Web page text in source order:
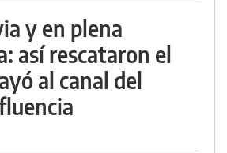
y en plena
así rescataron el
al canal del